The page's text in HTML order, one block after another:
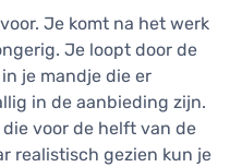
Je komt na het werk
Je loopt door de
je mandje die er
in de aanbieding zijn.
voor de helft van de
realistisch gezien kun je